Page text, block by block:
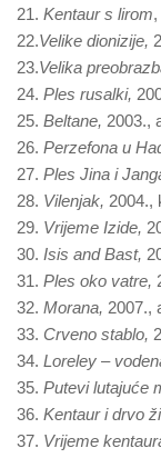
21. Kentaur s lirom
22.Velike dionizije,
23.Velika
24. Ples rusalki,
25. Beltane, 2003.,
26. Perzefona u
27. Ples Jina i
28. Vilenjak, 2004.,
29. Vrijeme Izide,
30. Isis and Bast,
31. Ples oko vatre,
32. Morana, 2007.,
33. Crveno stablo,
34. Loreley –
35. Putevi lutajuće
36. Kentaur i drvo
37. Vrijeme